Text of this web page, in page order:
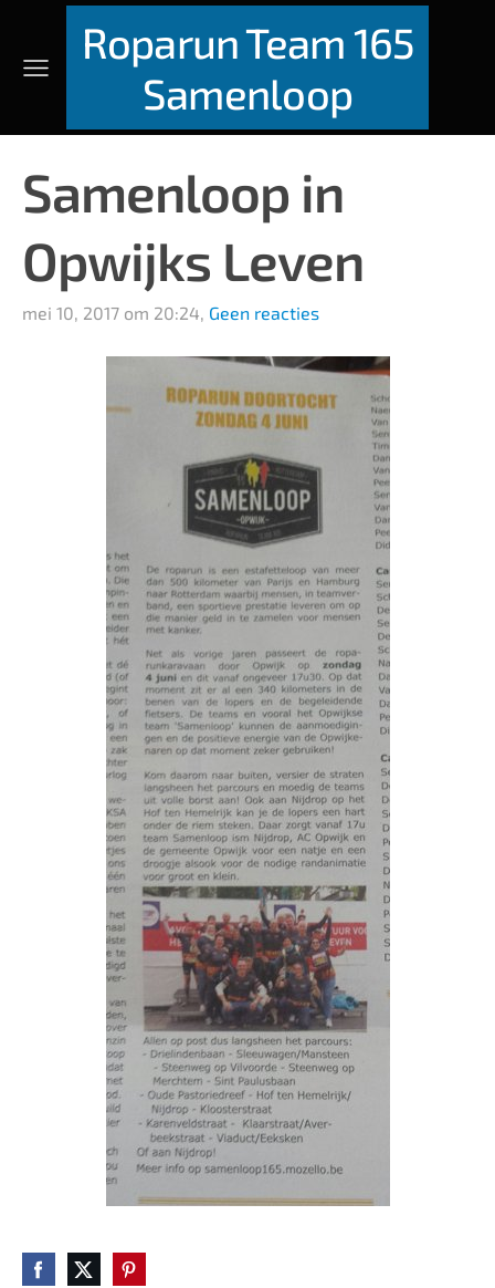
Roparun Team 165
Samenloop
Samenloop in
Opwijks Leven
mei 10, 2017 om 20:24, Geen reacties